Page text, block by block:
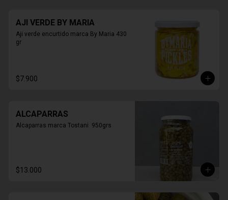
AJI VERDE BY MARIA
Aji verde encurtido marca By Maria 430
gr
$7.900
ALCAPARRAS
Alcaparras marca Tostani  950grs
$13.000